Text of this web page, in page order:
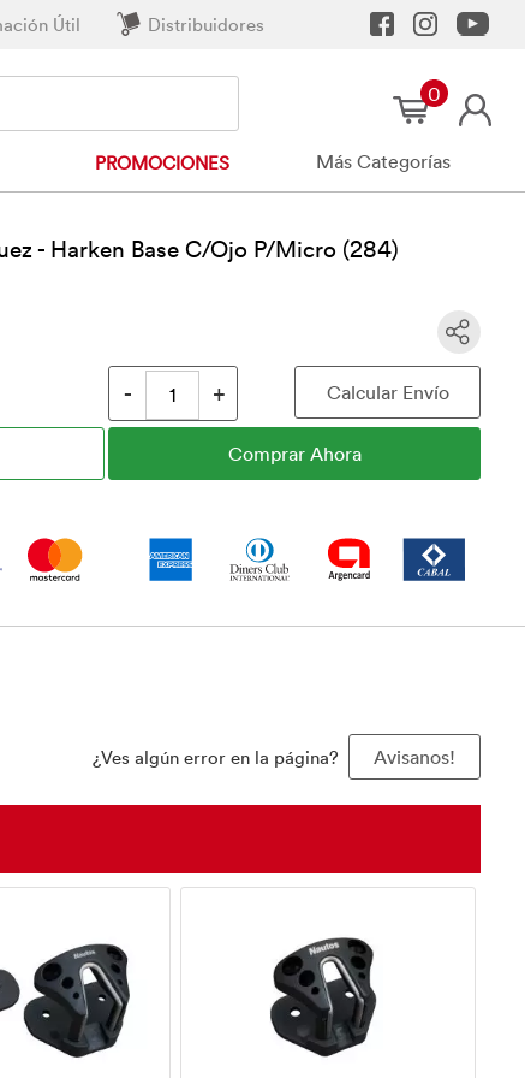
Distribuidores
Útil
0
PROMOCIONES Más Categorías
- Harken Base C/Ojo P/Micro (284)
¿Ves algún error en la página? Avisanos!